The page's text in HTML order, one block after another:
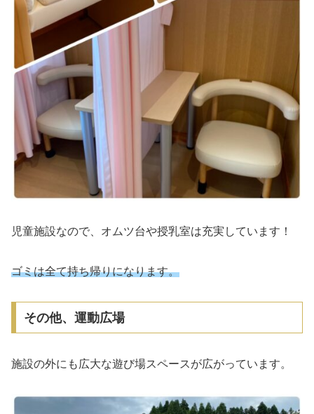
児童施設なので、オムツ台や授乳室は充実しています！
ゴミは全て持ち帰りになります。
その他、運動広場
施設の外にも広大な遊び場スペースが広がっています。